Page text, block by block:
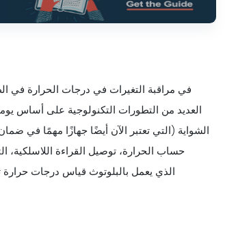
العديد من التطورات التكنولوجية على أساس
الشواية (التي تعتبر الآن أيضًا جهازًا مهمًا في
حساب الحرارة، توصيل القراءة اللاسلكية،